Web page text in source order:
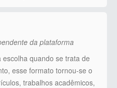
da plataforma
quando se trata de
esse formato tornou-se o
trabalhos acadêmicos,